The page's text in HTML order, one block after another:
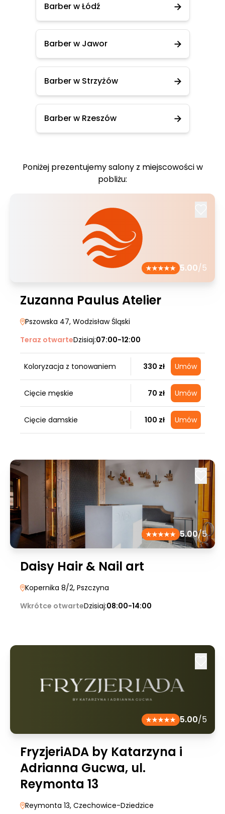
Barber w Łódź
Barber w Jawor
Barber w Strzyżów
Barber w Rzeszów
Poniżej prezentujemy salony z miejscowości w
pobliżu:
5.00/5
Zuzanna Paulus Atelier
Pszowska 47, Wodzisław Śląski
Teraz otwarteDzisiaj:07:00-12:00
Koloryzacja z tonowaniem 330 zł Umów
Cięcie męskie 70 zł Umów
Cięcie damskie 100 zł Umów
5.00/5
Daisy Hair & Nail art
Kopernika 8/2, Pszczyna
Wkrótce otwarteDzisiaj:08:00-14:00
5.00/5
FryzjeriADA by Katarzyna i
Adrianna Gucwa, ul.
Reymonta 13
Reymonta 13, Czechowice-Dziedzice